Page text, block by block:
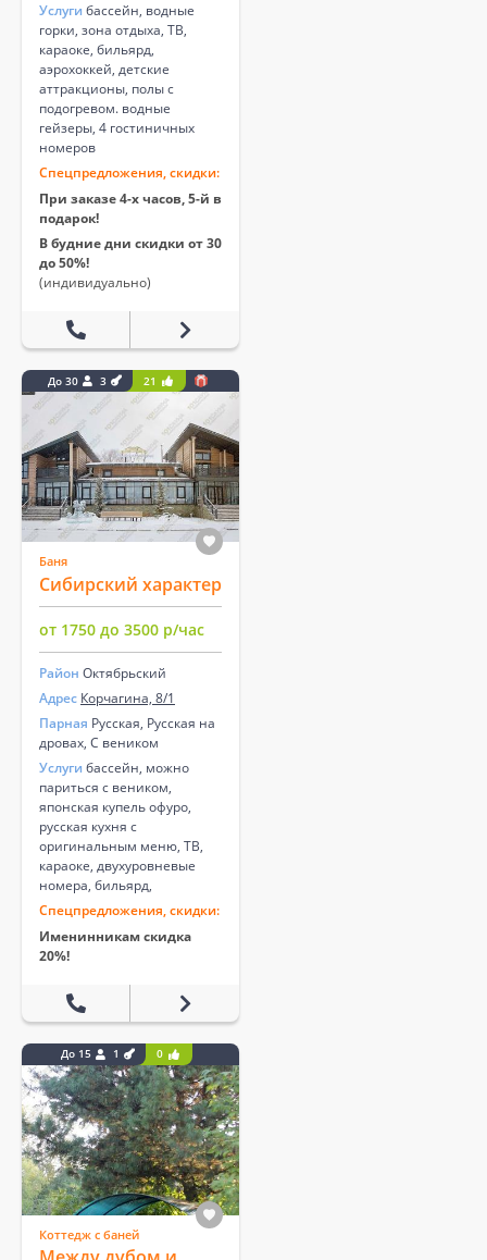
Услуги бассейн, водные
горки, зона отдыха, ТВ,
караоке, бильярд,
аэрохоккей, детские
аттракционы, полы с
подогревом. водные
гейзеры, 4 гостиничных
номеров
Спецпредложения, скидки:
При заказе 4-х часов, 5-й в
подарок!
В будние дни скидки от 30
до 50%!
(индивидуально)
До 30 3 21
Баня
Сибирский характер
от 1750 до 3500 р/час
Район Октябрьский
Адрес Корчагина, 8/1
Парная Русская, Русская на
дровах, С веником
Услуги бассейн, можно
париться с веником,
японская купель офуро,
русская кухня с
оригинальным меню, ТВ,
караоке, двухуровневые
номера, бильярд,
Спецпредложения, скидки:
Именинникам скидка
20%!
До 15 1 0
Коттедж с баней